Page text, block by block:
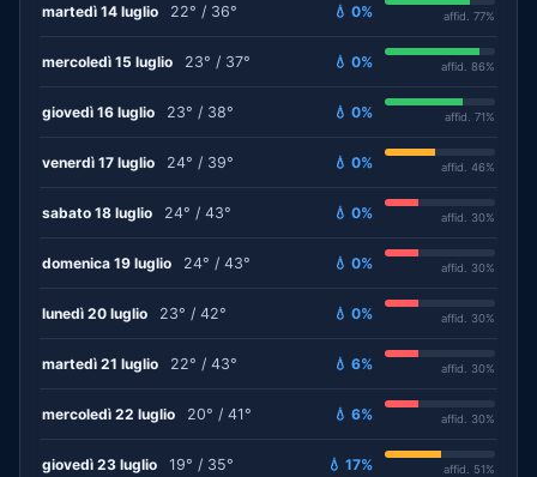
martedì 14 luglio 22° / 36° 💧 0% affid. 77%
mercoledì 15 luglio 23° / 37° 💧 0% affid. 86%
giovedì 16 luglio 23° / 38° 💧 0% affid. 71%
venerdì 17 luglio 24° / 39° 💧 0% affid. 46%
sabato 18 luglio 24° / 43° 💧 0% affid. 30%
domenica 19 luglio 24° / 43° 💧 0% affid. 30%
lunedì 20 luglio 23° / 42° 💧 0% affid. 30%
martedì 21 luglio 22° / 43° 💧 6% affid. 30%
mercoledì 22 luglio 20° / 41° 💧 6% affid. 30%
giovedì 23 luglio 19° / 35° 💧 17% affid. 51%